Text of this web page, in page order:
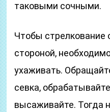
таковыми сочными.
Чтобы
стороной,
ухаживать.
севка,
высаживайте. Тогда